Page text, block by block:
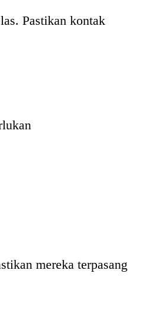
Pastikan kontak
mereka terpasang